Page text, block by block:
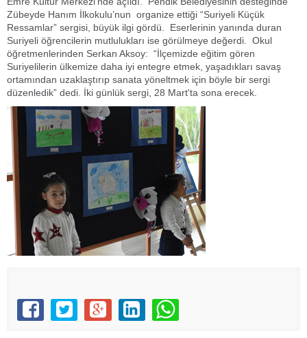
Zübeyde Hanım İlkokulu’nun organize ettiği “Suriyeli Küçük
Ressamlar” sergisi, büyük ilgi gördü. Eserlerinin yanında duran
Suriyeli öğrencilerin mutlulukları ise görülmeye değerdi. Okul
öğretmenlerinden Serkan Aksoy: “İlçemizde eğitim gören
Suriyelilerin ülkemize daha iyi entegre etmek, yaşadıkları savaş
ortamından uzaklaştırıp sanata yöneltmek için böyle bir sergi
düzenledik” dedi. İki günlük sergi, 28 Mart'ta sona erecek.